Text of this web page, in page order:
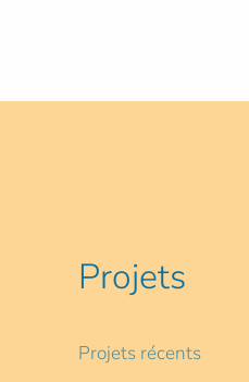
Projets
Projets récents